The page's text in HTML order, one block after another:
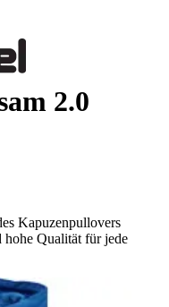
2.0
Kapuzenpullovers
hohe Qualität für jede